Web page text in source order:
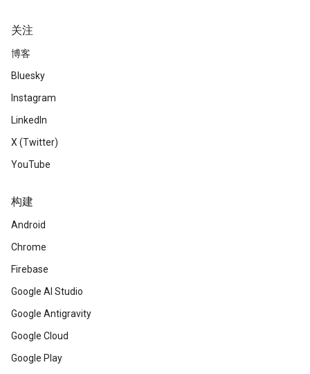
关注
博客
Bluesky
Instagram
LinkedIn
X (Twitter)
YouTube
构建
Android
Chrome
Firebase
Google AI Studio
Google Antigravity
Google Cloud
Google Play